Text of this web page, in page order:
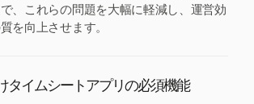
、これらの問題を大幅に軽減し、運営効
を向上させます。
タイムシートアプリの必須機能